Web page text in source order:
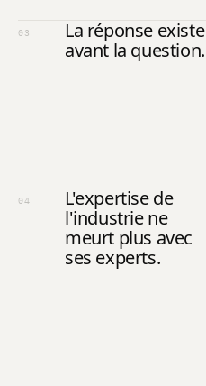
03
La réponse existe
avant la question.
04
L'expertise de
l'industrie ne
meurt plus avec
ses experts.